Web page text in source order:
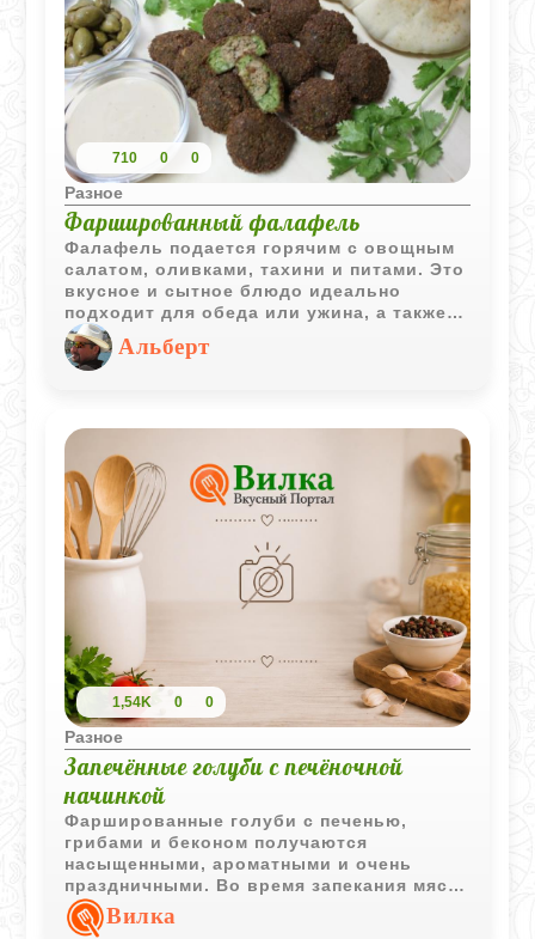
710 0 0
Разное
Фаршированный фалафель
Фалафель подается горячим с овощным
салатом, оливками, тахини и питами. Это
вкусное и сытное блюдо идеально
подходит для обеда или ужина, а также
может быть использовано в качестве
закуски на вечеринке. Подавайте
фалафель с различными соусами и
Приятного аппетита!
Альберт
1,54K 0 0
Разное
Запечённые голуби с печёночной
начинкой
Фаршированные голуби с печенью,
грибами и беконом получаются
насыщенными, ароматными и очень
праздничными. Во время запекания мясо
остаётся сочным благодаря шпигу и
сливочному маслу, а начинка
Вилка